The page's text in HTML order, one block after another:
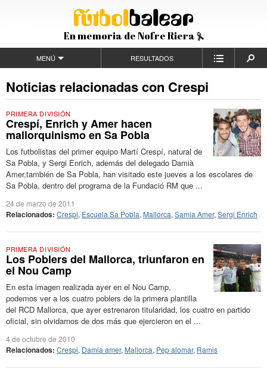
En memoria de Nofre Riera
MENÚ RESULTADOS
Noticias relacionadas con Crespi
PRIMERA DIVISIÓN
Crespí, Enrich y Amer hacen
mallorquinismo en Sa Pobla
Los futbolistas del primer equipo Martí Crespí, natural de
Sa Pobla, y Sergi Enrich, además del delegado Damià
Amer,también de Sa Pobla, han visitado este jueves a los escolares de
Sa Pobla, dentro del programa de la Fundació RM que ...
24 de marzo de 2011
Relacionados: Crespi, Escuela Sa Pobla, Mallorca, Samia Amer, Sergi Enrich
PRIMERA DIVISIÓN
Los Poblers del Mallorca, triunfaron en
el Nou Camp
En esta imagen realizada ayer en el Nou Camp,
podemos ver a los cuatro poblers de la primera plantilla
del RCD Mallorca, que ayer estrenaron titularidad, los cuatro en partido
oficial, sin olvidarnos de dos más que ejercieron en el ...
4 de octubre de 2010
Relacionados: Crespi, Damia amer, Mallorca, Pep alomar, Ramis